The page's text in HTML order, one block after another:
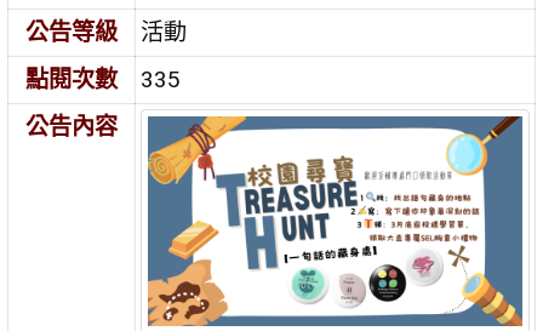
公告等級
活動
點閱次數
335
公告內容